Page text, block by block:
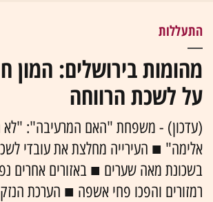
התעללות
מהומות בירושלים: המון
על לשכת הרווחה
(עדכון) - משפחת "האם המרעיבה": "לא
אלימה" ■ העירייה מחלצת את עובדי
בשכונת מאה שערים ■ באזורים אחרים